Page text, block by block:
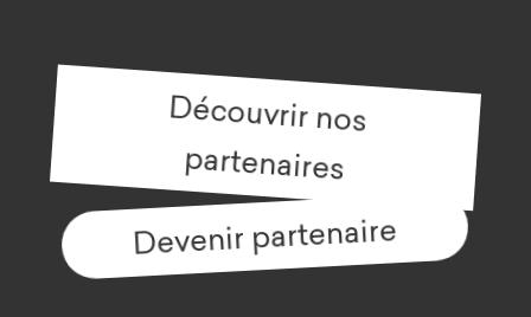
Découvrir nos
partenaires
Devenir partenaire